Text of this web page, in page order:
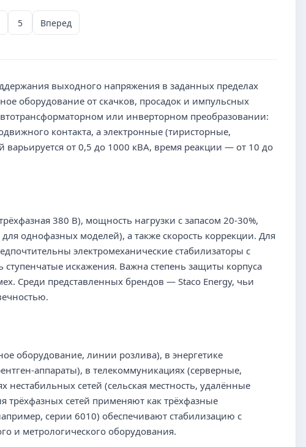
5 Вперед
выходного напряжения в заданных пределах
оборудование от скачков, просадок и импульсных
или инверторном преобразовании:
контакта, а электронные (тиристорные,
от 0,5 до 1000 кВА, время реакции — от 10 до
380 В), мощность нагрузки с запасом 20-30%,
однофазных моделей), а также скорость коррекции. Для
электромеханические стабилизаторы с
искажения. Важна степень защиты корпуса
Среди представленных брендов — Staco Energy, чьи
оборудование, линии розлива), в энергетике
аппараты), в телекоммуникациях (серверные,
сетей (сельская местность, удалённые
трёхфазных сетей применяют как трёхфазные
серии 6010) обеспечивают стабилизацию с
и метрологического оборудования.